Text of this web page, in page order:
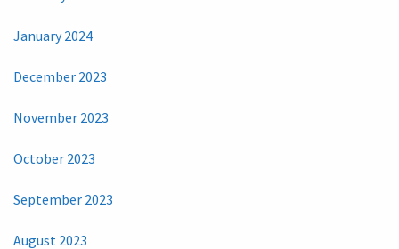
January 2024
December 2023
November 2023
October 2023
September 2023
August 2023